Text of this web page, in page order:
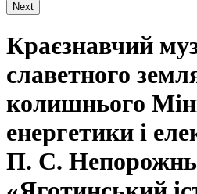
Next
Краєзнавчий
славетного
колишнього
енергетики і
П. С.